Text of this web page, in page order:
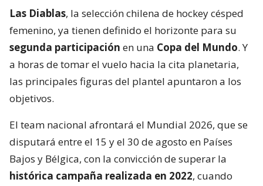
Las Diablas, la selección chilena de hockey césped
femenino, ya tienen definido el horizonte para su
segunda participación en una Copa del Mundo. Y
a horas de tomar el vuelo hacia la cita planetaria,
las principales figuras del plantel apuntaron a los
objetivos.
El team nacional afrontará el Mundial 2026, que se
disputará entre el 15 y el 30 de agosto en Países
Bajos y Bélgica, con la convicción de superar la
histórica campaña realizada en 2022, cuando